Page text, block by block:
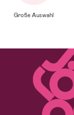
Große Auswahl